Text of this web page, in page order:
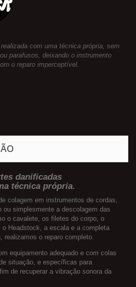
com uma técnica própria, sem
parafusos, deixando o instrumento
o reparo imperceptível.
danificadas
técnica própria.
colagem em instrumentos de cordas,
ou simplesmente a descolagem das
o cavalete, os filetes do corpo, o
Headstock, a escala e a completa
realizamos o reparo completo.
equipamento adequado e com colas
situação, e específicas para
de recuperar a vibração sonora da